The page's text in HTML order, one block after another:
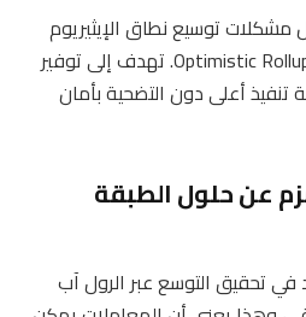
مشكلات توسيع نطاق الإيثيريوم
تعتمد على تقنية الرول آب Optimistic Rollup. تهدف إلى توفير
أعلى دون التضحية بأمان
عن حلول الطبقة
في تحقيق التوسع عبر الرول آب